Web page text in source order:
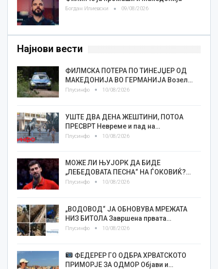
Богдан Илиевски 09/08/2026
Најнови вести
ФИЛМСКА ПОТЕРА ПО ТИНЕЈЏЕР ОД
МАКЕДОНИЈА ВО ГЕРМАНИЈА Возел…
Плусинфо 10/08/2026
УШТЕ ДВА ДЕНА ЖЕШТИНИ, ПОТОА
ПРЕСВРТ Невреме и пад на…
Плусинфо 10/08/2026
МОЖЕ ЛИ ЊУЈОРК ДА БИДЕ
„ЛЕБЕДОВАТА ПЕСНА“ НА ЃОКОВИЌ?…
Плусинфо 10/08/2026
„ВОДОВОД“ ЈА ОБНОВУВА МРЕЖАТА
НИЗ БИТОЛА Завршена првата…
Плусинфо 10/08/2026
ФЕДЕРЕР ГО ОДБРА ХРВАТСКОТО
ПРИМОРЈЕ ЗА ОДМОР Објави и…